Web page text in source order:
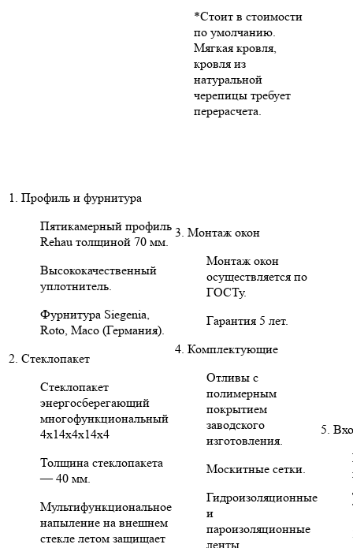
*Стоит в стоимости
по умолчанию.
Мягкая кровля,
кровля из
натуральной
черепицы требует
перерасчета.
1. Профиль и фурнитура
Пятикамерный профиль
Rehau толщиной 70 мм.
Высококачественный
уплотнитель.
Фурнитура Siegenia,
Roto, Maco (Германия).
2. Стеклопакет
Стеклопакет
энергосберегающий
многофункциональный
4х14х4х14х4
Толщина стеклопакета
— 40 мм.
Мультифункциональное
напыление на внешнем
стекле летом защищает
3. Монтаж окон
Монтаж окон
осуществляется по
ГОСТу.
Гарантия 5 лет.
4. Комплектующие
Отливы с
полимерным
покрытием
заводского
изготовления.
Москитные сетки.
Гидроизоляционные
и
пароизоляционные
ленты,
5.